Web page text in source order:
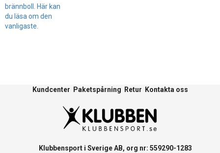
brännboll. Här kan
du läsa om den
vanligaste.
Kundcenter Paketspårning Retur Kontakta oss
Klubbensport i Sverige AB, org nr: 559290-1283